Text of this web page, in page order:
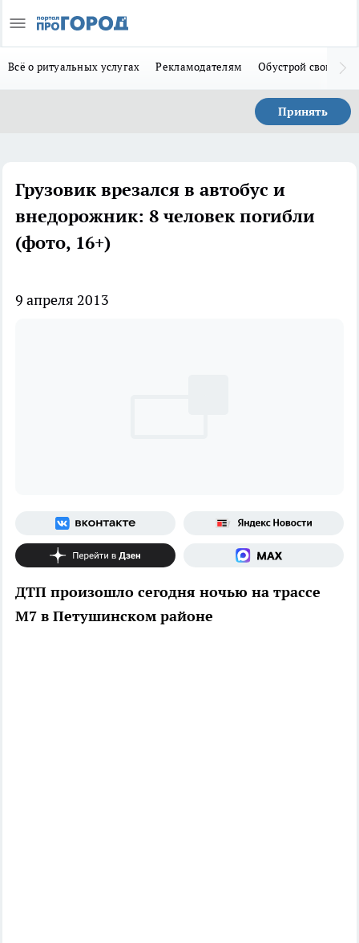
Всё о ритуальных услугах Рекламодателям Обустрой свой дом
Принять
Грузовик врезался в автобус и
внедорожник: 8 человек погибли
(фото, 16+)
9 апреля 2013
ДТП произошло сегодня ночью на трассе
М7 в Петушинском районе